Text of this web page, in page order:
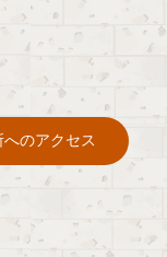
へのアクセス